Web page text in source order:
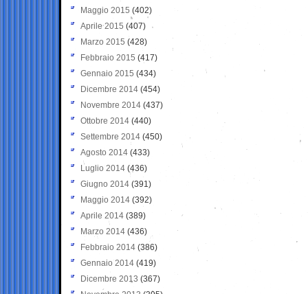
Maggio 2015 (402)
Aprile 2015 (407)
Marzo 2015 (428)
Febbraio 2015 (417)
Gennaio 2015 (434)
Dicembre 2014 (454)
Novembre 2014 (437)
Ottobre 2014 (440)
Settembre 2014 (450)
Agosto 2014 (433)
Luglio 2014 (436)
Giugno 2014 (391)
Maggio 2014 (392)
Aprile 2014 (389)
Marzo 2014 (436)
Febbraio 2014 (386)
Gennaio 2014 (419)
Dicembre 2013 (367)